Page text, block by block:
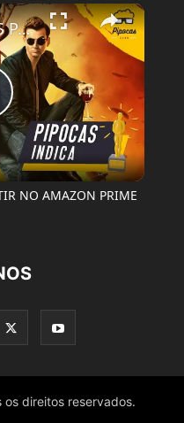
×
FILMES E SÉRIES PARA ASSISTIR NO AMAZON PRIME VIDEO | #PipocasIndica 7
NO AMAZON PRIME
direitos reservados.